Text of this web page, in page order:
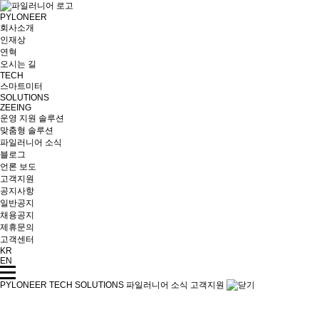
PYLONEER
회사소개
인재상
연혁
오시는 길
TECH
스마트미터
SOLUTIONS
ZEEING
운영 지원 솔루션
맞춤형 솔루션
파일러니어 소식
블로그
언론 보도
고객지원
공지사항
일반공지
채용공지
제휴문의
고객센터
KR
EN
PYLONEER TECH SOLUTIONS 파일러니어 소식 고객지원